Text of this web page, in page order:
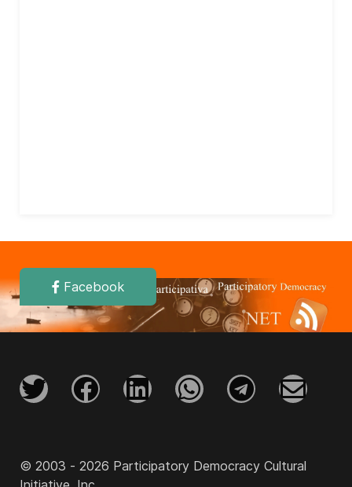
Facebook
© 2003 - 2026 Participatory Democracy Cultural